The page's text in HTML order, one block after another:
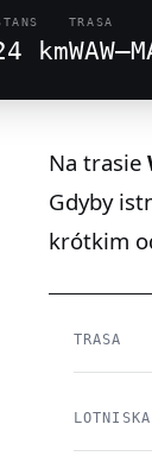
km
TRASA
Na trasie
Gdyby
krótkim
TRASA
LOTNISKA